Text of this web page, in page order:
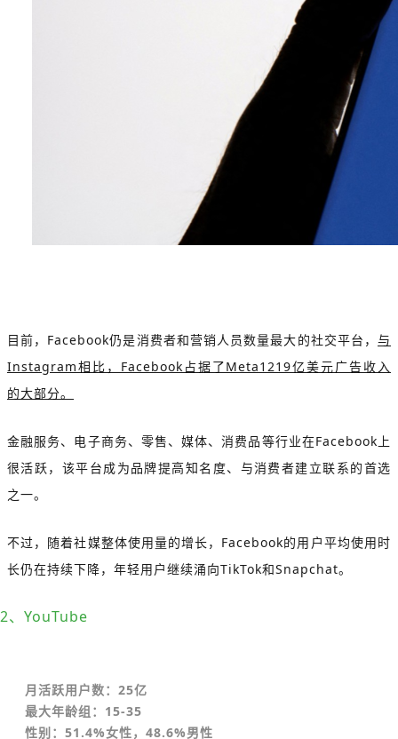
目前，Facebook仍是消费者和营销人员数量最大的社交平台， 与
Instagram相比，Facebook占据了Meta1219亿美元广告收入
的大部分。
金融服务、电子商务、零售、媒体、消费品等行业在Facebook上
很活跃，该平台成为品牌提高知名度、与消费者建立联系的首选
之一。
不过，随着社媒整体使用量的增长，Facebook的用户平均使用时
长仍在持续下降，年轻用户继续涌向TikTok和Snapchat。
2、YouTube
月活跃用户数：25亿
最大年龄组：15-35
性别：51.4%女性，48.6%男性